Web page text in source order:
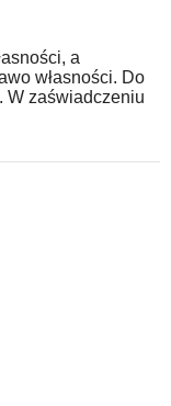
a
własności. Do
W zaświadczeniu